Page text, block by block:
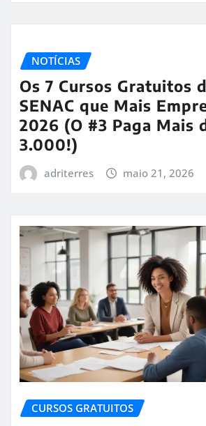
NOTÍCIAS
Os 7 Cursos Gratuitos
SENAC que Mais
2026 (O #3 Paga Mais
3.000!)
adriterres maio 21, 2026
CURSOS GRATUITOS